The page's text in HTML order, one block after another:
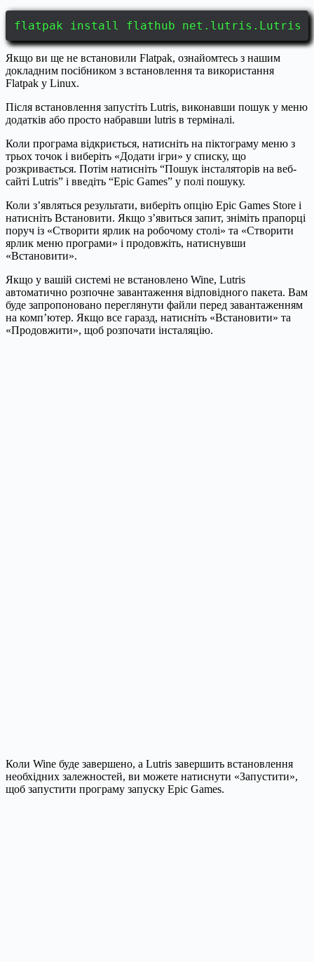
flatpak install flathub net.lutris.Lutris
Якщо ви ще не встановили Flatpak, ознайомтесь з нашим
докладним посібником з встановлення та використання
Flatpak у Linux.
Після встановлення запустіть Lutris, виконавши пошук у меню
додатків або просто набравши lutris в терміналі.
Коли програма відкриється, натисніть на піктограму меню з
трьох точок і виберіть «Додати ігри» у списку, що
розкривається. Потім натисніть “Пошук інсталяторів на веб-
сайті Lutris” і введіть “Epic Games” у полі пошуку.
Коли з’являться результати, виберіть опцію Epic Games Store і
натисніть Встановити. Якщо з’явиться запит, зніміть прапорці
поруч із «Створити ярлик на робочому столі» та «Створити
ярлик меню програми» і продовжіть, натиснувши
«Встановити».
Якщо у вашій системі не встановлено Wine, Lutris
автоматично розпочне завантаження відповідного пакета. Вам
буде запропоновано переглянути файли перед завантаженням
на комп’ютер. Якщо все гаразд, натисніть «Встановити» та
«Продовжити», щоб розпочати інсталяцію.
Коли Wine буде завершено, а Lutris завершить встановлення
необхідних залежностей, ви можете натиснути «Запустити»,
щоб запустити програму запуску Epic Games.